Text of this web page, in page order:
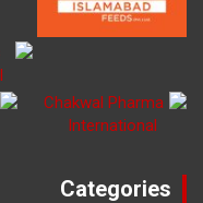
Categories